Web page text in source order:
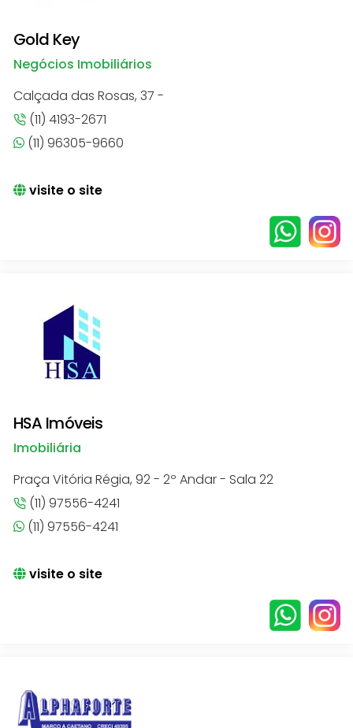
Gold Key
Negócios Imobiliários
Calçada das Rosas, 37 -
(11) 4193-2671
(11) 96305-9660
visite o site
HSA Imóveis
Imobiliária
Praça Vitória Régia, 92 - 2º Andar - Sala 22
(11) 97556-4241
(11) 97556-4241
visite o site